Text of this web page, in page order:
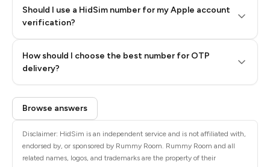
Step 3: Pay our bot with Stars
Should I use a HidSim number for my Apple account
verification?
How should I choose the best number for OTP
delivery?
Quality High To Low
Price High To
Low
Browse answers
Disclaimer: HidSim is an independent service and is not affiliated with,
endorsed by, or sponsored by Rummy Room. Rummy Room and all
related names, logos, and trademarks are the property of their